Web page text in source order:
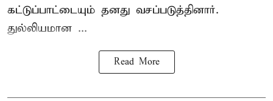
கட்டுப்பாட்டையும் தனது வசப்படுத்தினார்.
துல்லியமான ...
Read More